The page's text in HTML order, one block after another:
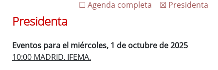
☒ Presidenta
☐ Agenda completa
Presidenta
Eventos para el miércoles, 1 de octubre de 2025
10:00 MADRID. IFEMA.